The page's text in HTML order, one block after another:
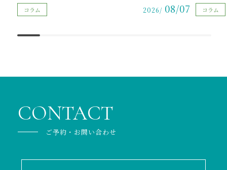
コラム 2026/ 08/07 コラム
CONTACT
ご予約・お問い合わせ